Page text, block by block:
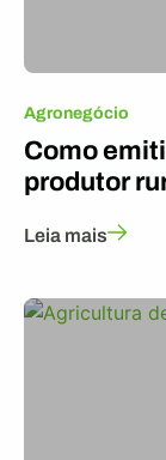
Agronegócio
Como
produtor
Leia mais